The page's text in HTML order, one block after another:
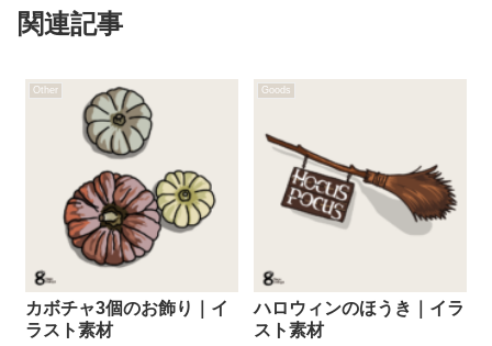
関連記事
Other
カボチャ3個のお飾り｜イ
ラスト素材
Goods
ハロウィンのほうき｜イラ
スト素材